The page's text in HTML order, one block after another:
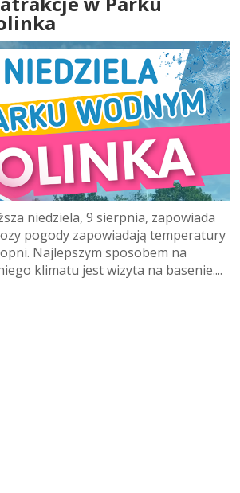
niedziela, 9 sierpnia, zapowiada
pogody zapowiadają temperatury
Najlepszym sposobem na
klimatu jest wizyta na basenie....